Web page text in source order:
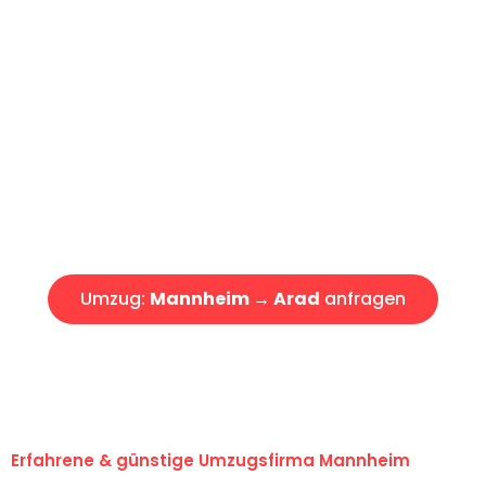
Umzug: Mannheim → Arad anfragen
Erfahrene & günstige Umzugsfirma Mannheim